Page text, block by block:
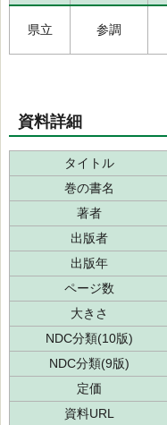
県立 参調
資料詳細
タイトル
巻の書名
著者
出版者
出版年
ページ数
大きさ
NDC分類(10版)
NDC分類(9版)
定価
資料URL